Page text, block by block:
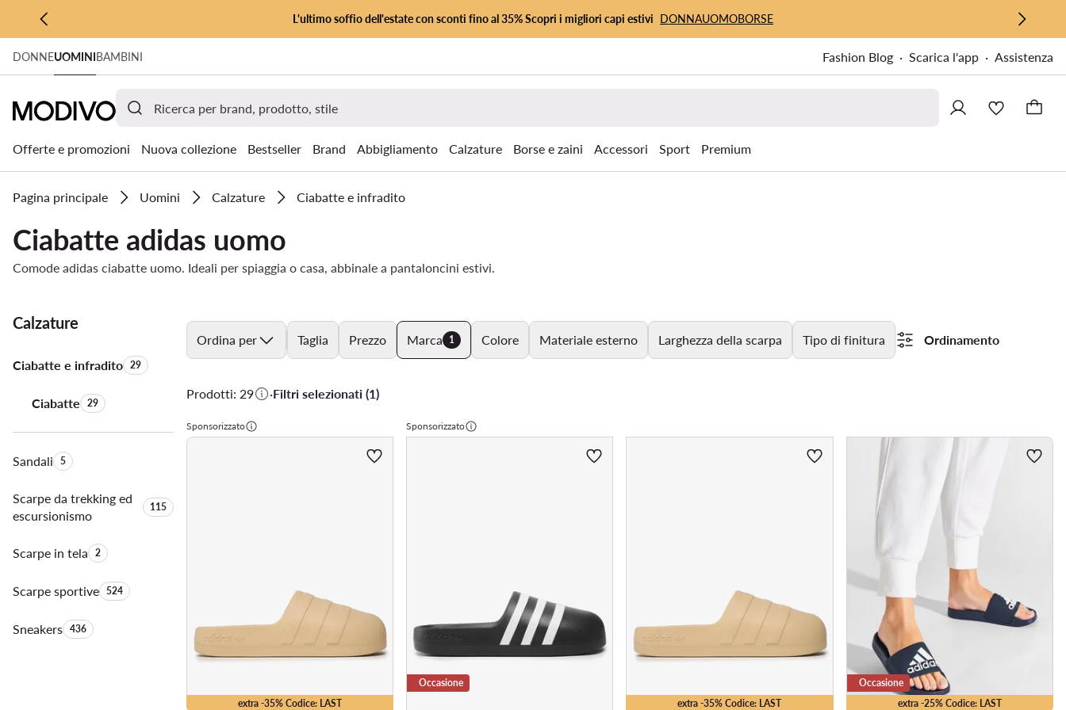
VAI AL CONTENUTO PRINCIPALE
VAI ALLA RICERCA
L'ultimo soffio dell'estate con sconti fino al 35% Scopri i migliori capi estivi DONNAUOMOBORSE
DONNEUOMINIBAMBINI Fashion Blog Scarica l'app Assistenza
Offerte e promozioni Nuova collezione Bestseller Brand Abbigliamento Calzature Borse e zaini Accessori Sport Premium
Pagina principale Uomini Calzature Ciabatte e infradito
Ciabatte adidas uomo
Comode adidas ciabatte uomo. Ideali per spiaggia o casa, abbinale a pantaloncini estivi.
Calzature
Ciabatte e infraditoQuantità di prodotti:
29
CiabatteQuantità di prodotti:
29
SandaliQuantità di prodotti:
5
Scarpe da trekking ed
escursionismo
Quantità di prodotti:
115
Scarpe in telaQuantità di prodotti:
2
Scarpe sportiveQuantità di prodotti:
524
SneakersQuantità di prodotti:
436
Ordina per Taglia Prezzo Marca 1 Colore Materiale esterno Larghezza della scarpa Tipo di finitura Ordinamento
Prodotti: 29 ·Filtri selezionati (1)
Sponsorizzato
extra -35% Codice: LAST
Sponsorizzato
Occasione
extra -35% Codice: LAST
extra -25% Codice: LAST
Occasione